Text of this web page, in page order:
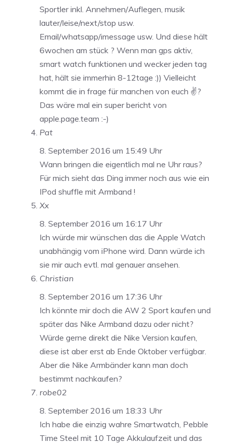
Sportler inkl. Annehmen/Auflegen, musik
lauter/leise/next/stop usw.
Email/whatsapp/imessage usw. Und diese hält
6wochen am stück ? Wenn man gps aktiv,
smart watch funktionen und wecker jeden tag
hat, hält sie immerhin 8-12tage :)) Vielleicht
kommt die in frage für manchen von euch ✌?️
Das wäre mal ein super bericht von
apple.page.team :-)
Pat
8. September 2016 um 15:49 Uhr
Wann bringen die eigentlich mal ne Uhr raus?
Für mich sieht das Ding immer noch aus wie ein
IPod shuffle mit Armband !
Xx
8. September 2016 um 16:17 Uhr
Ich würde mir wünschen das die Apple Watch
unabhängig vom iPhone wird. Dann würde ich
sie mir auch evtl. mal genauer ansehen.
Christian
8. September 2016 um 17:36 Uhr
Ich könnte mir doch die AW 2 Sport kaufen und
später das Nike Armband dazu oder nicht?
Würde gerne direkt die Nike Version kaufen,
diese ist aber erst ab Ende Oktober verfügbar.
Aber die Nike Armbänder kann man doch
bestimmt nachkaufen?
robe02
8. September 2016 um 18:33 Uhr
Ich habe die einzig wahre Smartwatch, Pebble
Time Steel mit 10 Tage Akkulaufzeit und das